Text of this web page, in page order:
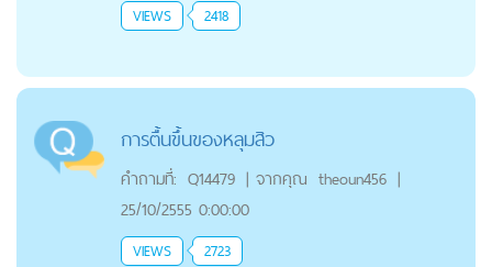
VIEWS 2418
การตื้นขึ้นของหลุมสิว
คำถามที่: Q14479 | จากคุณ theoun456 |
25/10/2555 0:00:00
VIEWS 2723